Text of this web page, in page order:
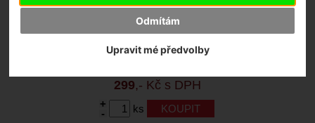
Odmítám
Upravit mé předvolby
Dynaplug
Skladem:
Ano, v Olomouci
IHNED
299,- Kč s DPH
+
-
ks